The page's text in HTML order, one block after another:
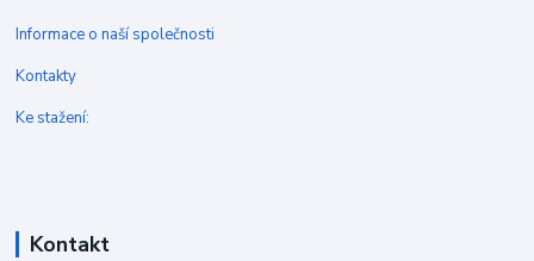
Informace o naší společnosti
Kontakty
Ke stažení:
Kontakt